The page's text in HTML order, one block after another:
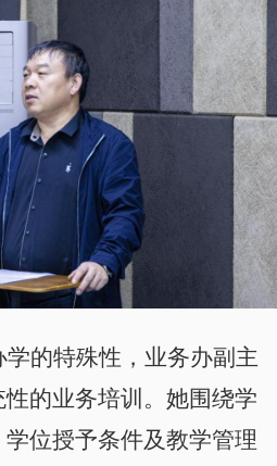
的特殊性，业务办副主
的业务培训。她围绕学
位授予条件及教学管理